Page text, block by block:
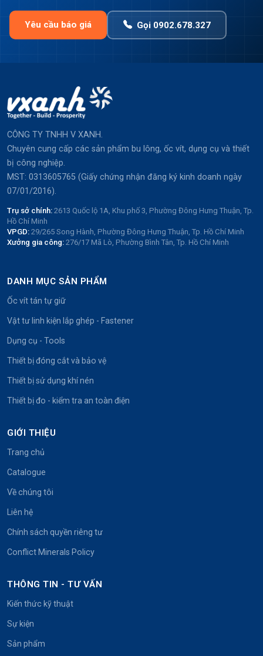
Yêu cầu báo giá Gọi 0902.678.327
CÔNG TY TNHH V XANH.
Chuyên cung cấp các sản phẩm bu lông, ốc vít, dụng cụ và thiết
bị công nghiệp.
MST: 0313605765 (Giấy chứng nhận đăng ký kinh doanh ngày
07/01/2016).
Trụ sở chính: 2613 Quốc lộ 1A, Khu phố 3, Phường Đông Hưng Thuận, Tp.
Hồ Chí Minh
VPGD: 29/265 Song Hành, Phường Đông Hưng Thuận, Tp. Hồ Chí Minh
Xưởng gia công: 276/17 Mã Lò, Phường Bình Tân, Tp. Hồ Chí Minh
DANH MỤC SẢN PHẨM
Ốc vít tán tự giữ
Vật tư linh kiện lắp ghép - Fastener
Dụng cụ - Tools
Thiết bị đóng cắt và bảo vệ
Thiết bị sử dụng khí nén
Thiết bị đo - kiểm tra an toàn điện
GIỚI THIỆU
Trang chủ
Catalogue
Về chúng tôi
Liên hệ
Chính sách quyền riêng tư
Conflict Minerals Policy
THÔNG TIN - TƯ VẤN
Kiến thức kỹ thuật
Sự kiện
Sản phẩm